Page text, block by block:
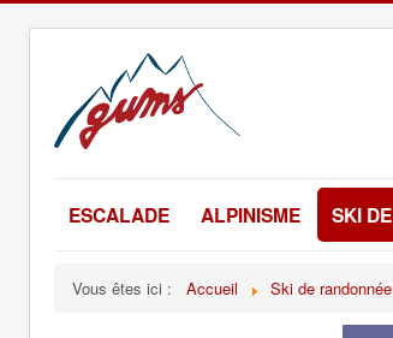
ESCALADE ALPINISME SKI
Vous êtes ici : Accueil Ski de randonnée